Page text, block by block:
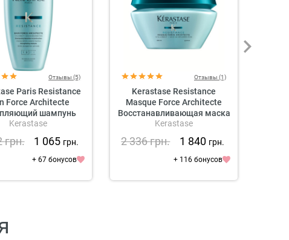
Отзывы (5)
Paris Resistance
Force Architecte
шампунь
для волос
Kerastase
грн. 1 065 грн.
+ 67 бонусов
Отзывы (1)
Kerastase Resistance
Masque Force Architecte
Восстанавливающая маска
Kerastase
2 336грн. 1 840 грн.
+ 116 бонусов